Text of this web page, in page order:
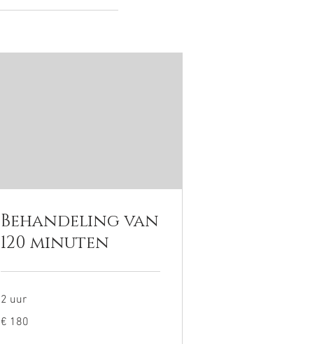
Behandeling van
120 minuten
2 uur
euro
€ 180